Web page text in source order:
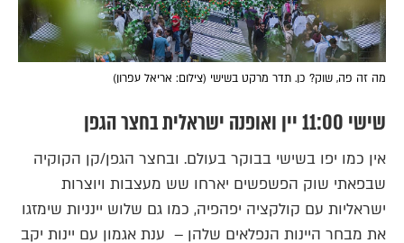
מה זה פה, שוק? כן. תדר מרקט בשישי (צילום: אריאל עפרון)
שישי 11:00 יין ואופנה ישראלית בחצר הגפן
אין כמו יפו בשישי בבוקר בעולם. ובחצר הגפן/קן הקוקיה
שבפאתי שוק הפשפשים יארחו שש מעצבות ויוצרות
ישראליות עם קולקציה יפהפיה, כמו גם שלוש יינניות שימזגו
את מבחר היינות הנפלאים שלהן – ענת אגמון עם יינות יקב